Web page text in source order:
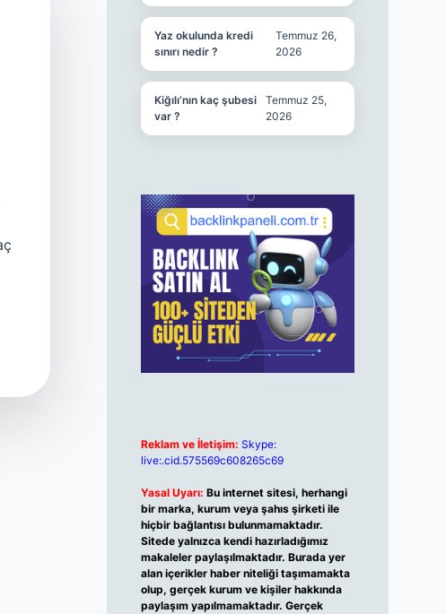
Yaz okulunda kredi
sınırı nedir ?
Temmuz 26,
2026
Kiğılı’nın kaç şubesi
var ?
Temmuz 25,
2026
Reklam ve İletişim: Skype:
live:.cid.575569c608265c69
Yasal Uyarı: Bu internet sitesi, herhangi
bir marka, kurum veya şahıs şirketi ile
hiçbir bağlantısı bulunmamaktadır.
Sitede yalnızca kendi hazırladığımız
makaleler paylaşılmaktadır. Burada yer
alan içerikler haber niteliği taşımamakta
olup, gerçek kurum ve kişiler hakkında
paylaşım yapılmamaktadır. Gerçek